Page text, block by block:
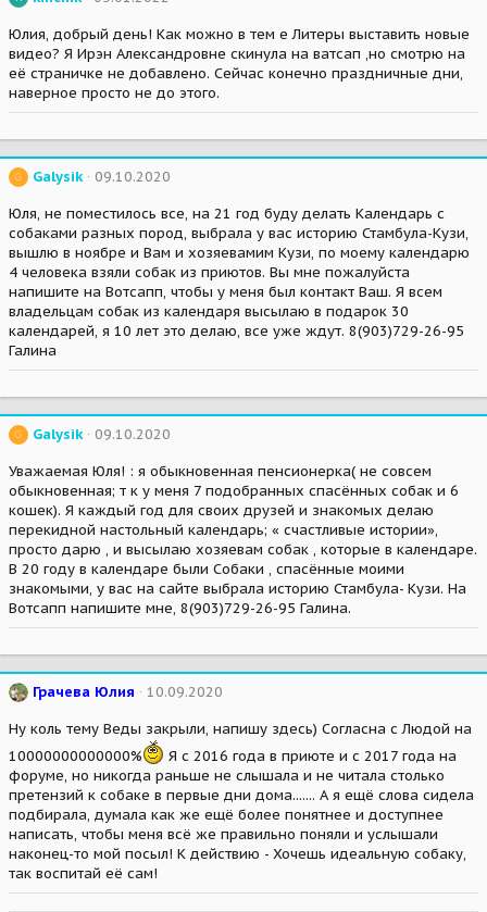
Юлия, добрый день! Как можно в тем е Литеры выставить новые
видео? Я Ирэн Александровне скинула на ватсап ,но смотрю на
её страничке не добавлено. Сейчас конечно праздничные дни,
наверное просто не до этого.
G Galysik 09.10.2020
Юля, не поместилось все, на 21 год буду делать Календарь с
собаками разных пород, выбрала у вас историю Стамбула-Кузи,
вышлю в ноябре и Вам и хозяевамим Кузи, по моему календарю
4 человека взяли собак из приютов. Вы мне пожалуйста
напишите на Вотсапп, чтобы у меня был контакт Ваш. Я всем
владельцам собак из календаря высылаю в подарок 30
календарей, я 10 лет это делаю, все уже ждут. 8(903)729-26-95
Галина
G Galysik 09.10.2020
Уважаемая Юля! : я обыкновенная пенсионерка( не совсем
обыкновенная; т к у меня 7 подобранных спасённых собак и 6
кошек). Я каждый год для своих друзей и знакомых делаю
перекидной настольный календарь; « счастливые истории»,
просто дарю , и высылаю хозяевам собак , которые в календаре.
В 20 году в календаре были Собаки , спасённые моими
знакомыми, у вас на сайте выбрала историю Стамбула- Кузи. На
Вотсапп напишите мне, 8(903)729-26-95 Галина.
Грачева Юлия 10.09.2020
Ну коль тему Веды закрыли, напишу здесь) Согласна с Людой на
10000000000000%
Я с 2016 года в приюте и с 2017 года на
форуме, но никогда раньше не слышала и не читала столько
претензий к собаке в первые дни дома....... А я ещё слова сидела
подбирала, думала как же ещё более понятнее и доступнее
написать, чтобы меня всё же правильно поняли и услышали
наконец-то мой посыл! К действию - Хочешь идеальную собаку,
так воспитай её сам!